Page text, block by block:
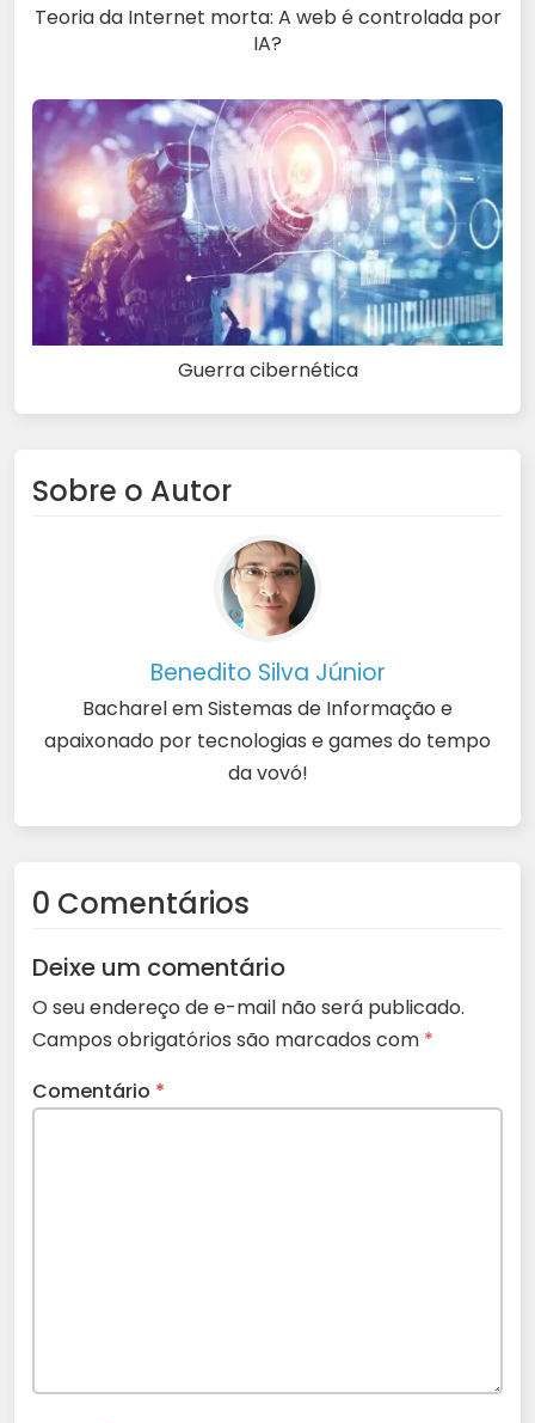
Teoria da Internet morta: A web é controlada por
IA?
Guerra cibernética
Sobre o Autor
Benedito Silva Júnior
Bacharel em Sistemas de Informação e
apaixonado por tecnologias e games do tempo
da vovó!
0 Comentários
Deixe um comentário
O seu endereço de e-mail não será publicado.
Campos obrigatórios são marcados com *
Comentário *